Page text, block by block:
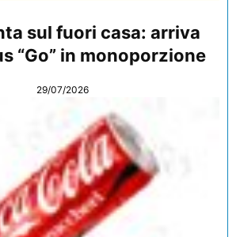
sul fuori casa: arriva
“Go” in monoporzione
29/07/2026